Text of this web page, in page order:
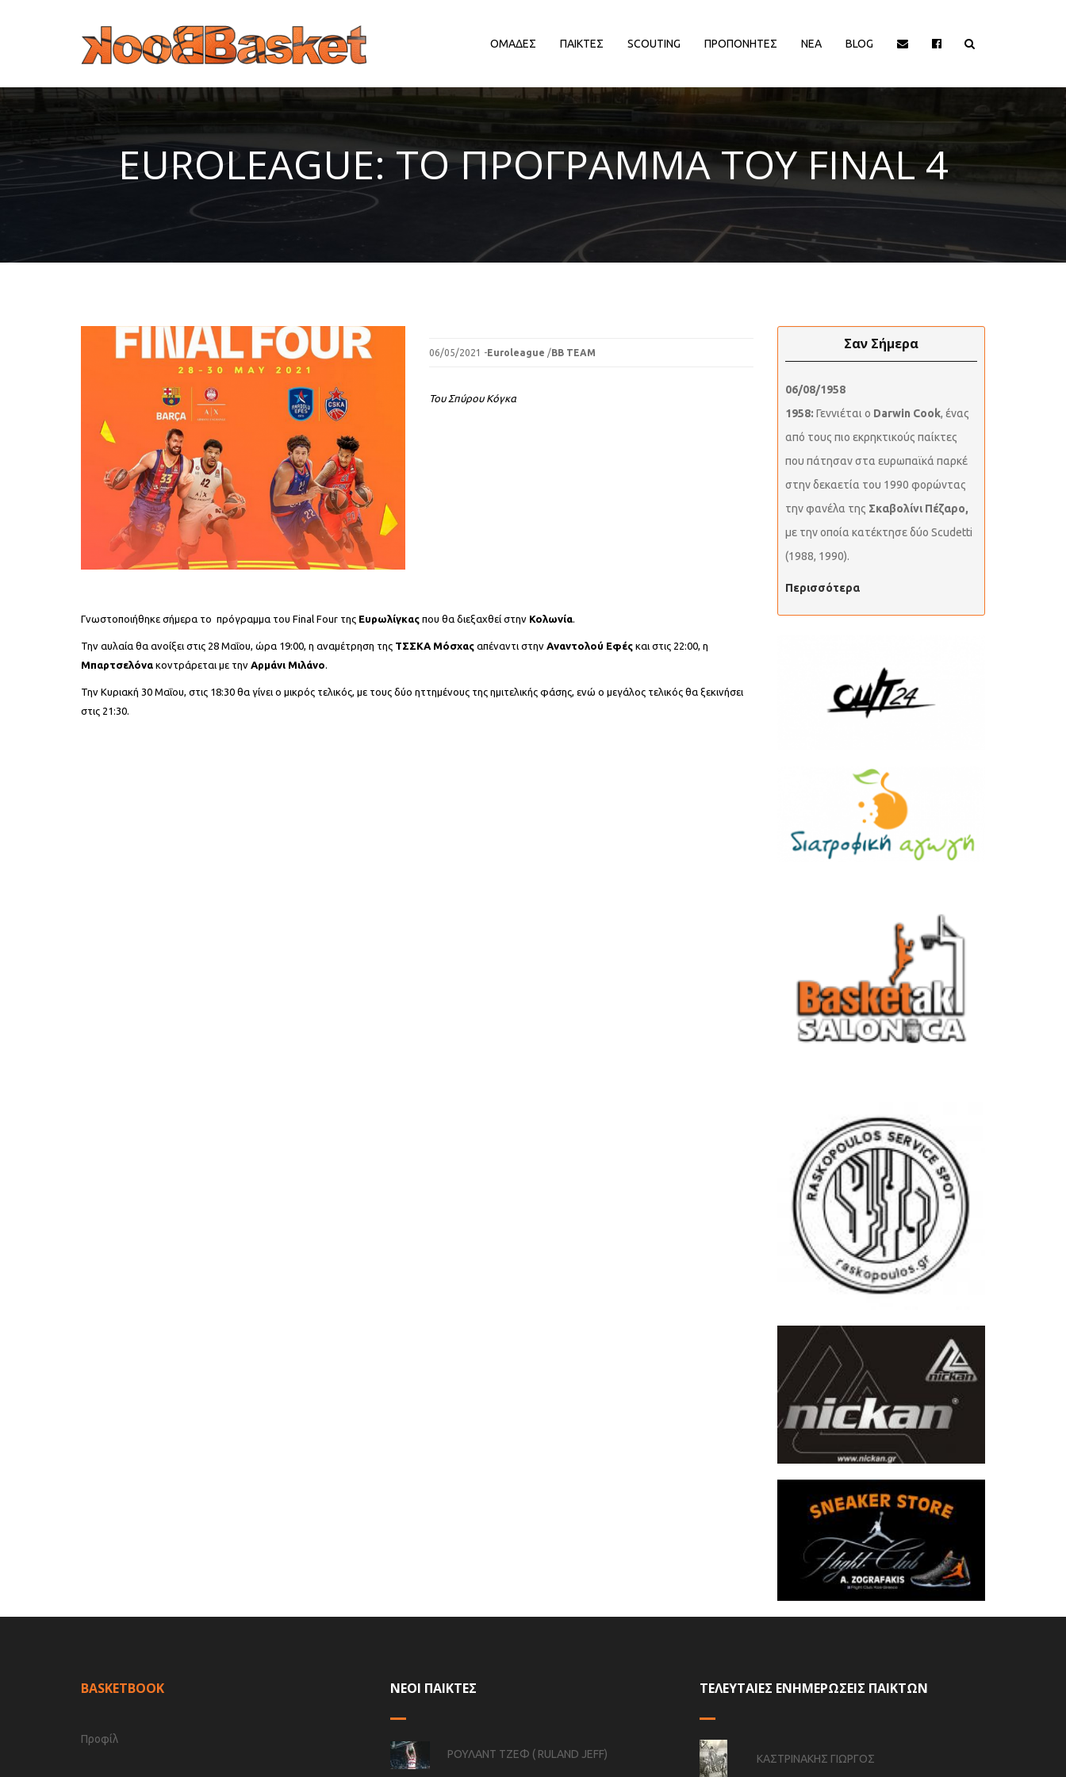
ΟΜΑΔΕΣ
EΥΡΩΠΑΙΚΕΣ ΔΙΟΡΓΑΝΩΣΕΙΣ
ΕΛΛΗΝΙΚΑ ΠΡΩΤΑΘΛΗΜΑΤΑ
ΠΑΙΚΤΕΣ
EΥΡΩΠΑΙΚΕΣ ΔΙΟΡΓΑΝΩΣΕΙΣ
ΑΠΟΨΕΙΣ
ΕΛΛΗΝΙΚΑ ΠΡΩΤΑΘΛΗΜΑΤΑ
ΕΡΑΣΙΤΕΧΝΙΚΑ
SCOUTING ΠΡΟΠΟΝΗΤΕΣ
ΔΙΟΡΓΑΝΩΤΡΙΕΣ ΑΡΧΕΣ
EΥΡΩΠΑΙΚΕΣ ΔΙΟΡΓΑΝΩΣΕΙΣ
ΑΠΟΨΕΙΣ
ΕΛΛΗΝΙΚΑ ΠΡΩΤΑΘΛΗΜΑΤΑ
ΝΕΑ
ΔΙΟΡΓΑΝΩΤΡΙΕΣ ΑΡΧΕΣ
EΥΡΩΠΑΙΚΕΣ ΔΙΟΡΓΑΝΩΣΕΙΣ
HALL OF FAME
ΕΡΑΣΙΤΕΧΝΙΚΑ
BLOG
EUROLEAGUE: ΤΟ ΠΡΟΓΡΑΜΜΑ ΤΟΥ FINAL 4
06/05/2021 -Euroleague /BB TEAM
Του Σπύρου Κόγκα
Γνωστοποιήθηκε σήμερα το πρόγραμμα του Final Four της Ευρωλίγκας που θα διεξαχθεί στην Κολωνία
Την αυλαία θα ανοίξει στις 28 Μαΐου, ώρα 19:00, η αναμέτρηση της ΤΣΣΚΑ Μόσχας απέναντι στην Αναντολού Εφές και στις 22:00, η
Μπαρτσελόνα κοντράρεται με την Αρμάνι Μιλάνο
Την Κυριακή 30 Μαΐου, στις 18:30 θα γίνει ο μικρός τελικός, με τους δύο ηττημένους της ημιτελικής φάσης, ενώ ο μεγάλος τελικός θα ξεκινήσει
στις 21:30.
Σαν Σήμερα
06/08/1958
1958: Γεννιέται ο Darwin Cook, ένας
από τους πιο εκρηκτικούς παίκτες
που πάτησαν στα ευρωπαϊκά παρκέ
στην δεκαετία του 1990 φορώντας
την φανέλα της Σκαβολίνι Πέζαρο,
με την οποία κατέκτησε δύο Scudetti
(1988, 1990).
Περισσότερα
BASKETBOOK
Προφίλ
ΝΕΟΙ ΠΑΙΚΤΕΣ
ΡΟΥΛΑΝΤ ΤΖΕΦ ( RULAND JEFF)
ΤΕΛΕΥΤΑΙΕΣ ΕΝΗΜΕΡΩΣΕΙΣ ΠΑΙΚΤΩΝ
ΚΑΣΤΡΙΝΑΚΗΣ ΓΙΩΡΓΟΣ